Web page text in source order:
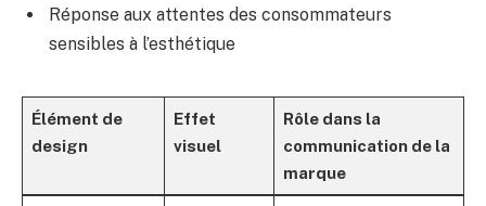
Réponse aux attentes des consommateurs
sensibles à l’esthétique
Élément de
design
Effet
visuel
Rôle dans la
communication de la
marque